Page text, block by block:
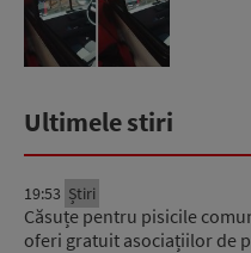
Ultimele stiri
19:53 Știri
Căsuțe pentru pisicile
oferi gratuit asociațiilor de